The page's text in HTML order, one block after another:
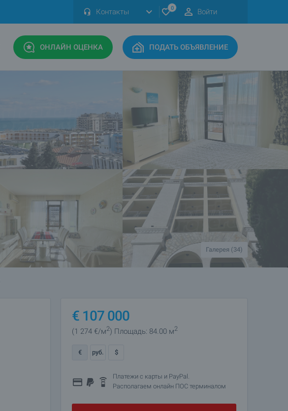
Контакты 0 Войти
ОНЛАЙН ОЦЕНКА ПОДАТЬ ОБЪЯВЛЕНИЕ
Галерея (34)
€ 107 000
(1 274 €/м2) Площадь: 84.00 м2
€ руб. $
Платежи с карты и PayPal.
Располагаем онлайн ПОС терминалом